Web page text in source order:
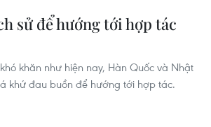
sử để hướng tới hợp tác
khăn như hiện nay, Hàn Quốc và Nhật
khứ đau buồn để hướng tới hợp tác.